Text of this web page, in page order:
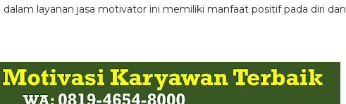
layanan jasa motivator ini memiliki manfaat positif pada diri dan